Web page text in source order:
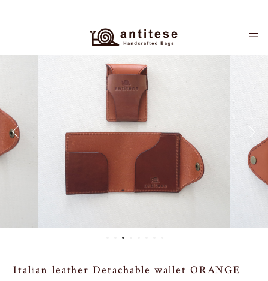
Italian leather Detachable wallet ORANGE